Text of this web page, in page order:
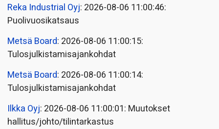
Reka Industrial Oyj: 2026-08-06 11:00:46:
Puolivuosikatsaus
Metsä Board: 2026-08-06 11:00:15:
Tulosjulkistamisajankohdat
Metsä Board: 2026-08-06 11:00:14:
Tulosjulkistamisajankohdat
Ilkka Oyj: 2026-08-06 11:00:01: Muutokset
hallitus/johto/tilintarkastus